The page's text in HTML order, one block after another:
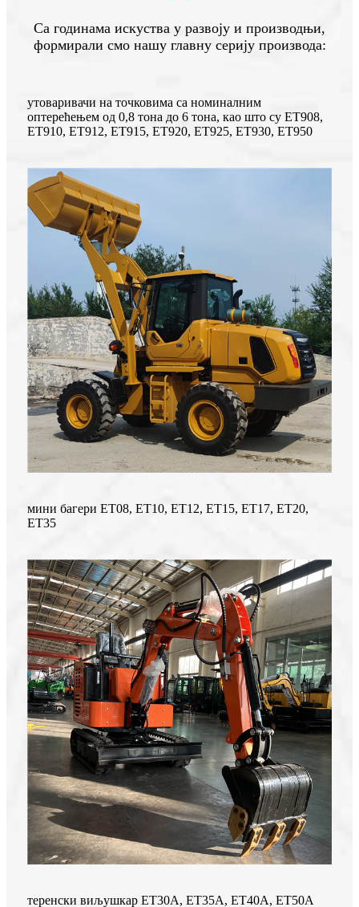
Са годинама искуства у развоју и производњи,
формирали смо нашу главну серију производа:
утоваривачи на точковима са номиналним
оптерећењем од 0,8 тона до 6 тона, као што су ЕТ908,
ЕТ910, ЕТ912, ЕТ915, ЕТ920, ЕТ925, ЕТ930, ЕТ950
мини багери ЕТ08, ЕТ10, ЕТ12, ЕТ15, ЕТ17, ЕТ20,
ЕТ35
теренски виљушкар ЕТ30А, ЕТ35А, ЕТ40А, ЕТ50А